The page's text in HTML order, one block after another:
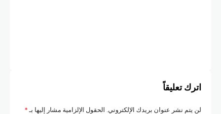
اترك تعليقاً
لن يتم نشر عنوان بريدك الإلكتروني. الحقول الإلزامية مشار إليها بـ*